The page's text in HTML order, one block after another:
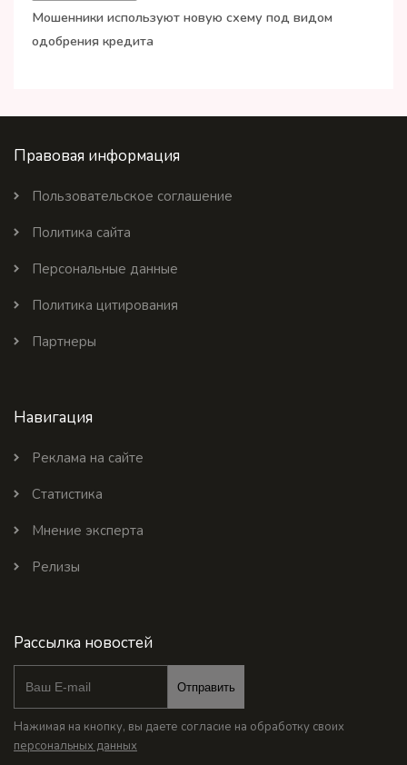
Мошенники используют новую схему под видом
одобрения кредита
Правовая информация
Пользовательское соглашение
Политика сайта
Персональные данные
Политика цитирования
Партнеры
Навигация
Реклама на сайте
Статистика
Мнение эксперта
Релизы
Рассылка новостей
Отправить
Нажимая на кнопку, вы даете согласие на обработку своих
персональных данных